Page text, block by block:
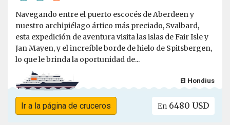
Navegando entre el puerto escocés de Aberdeen y
nuestro archipiélago ártico más preciado, Svalbard,
esta expedición de aventura visita las islas de Fair Isle y
Jan Mayen, y el increíble borde de hielo de Spitsbergen,
lo que le brinda la oportunidad de...
El Hondius
Ir a la página de cruceros En 6480 USD